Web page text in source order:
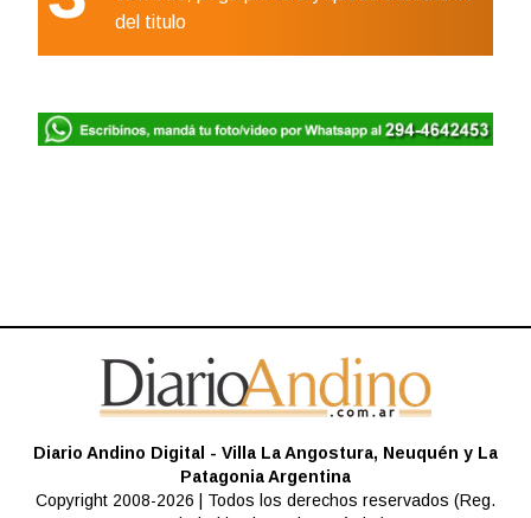
del titulo
Diario Andino Digital - Villa La Angostura, Neuquén y La
Patagonia Argentina
Copyright 2008-2026 | Todos los derechos reservados (Reg.